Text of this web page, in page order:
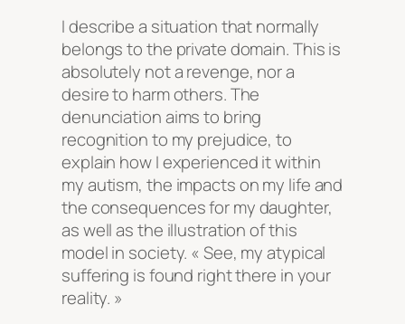
I describe a situation that normally
belongs to the private domain. This is
absolutely not a revenge, nor a
desire to harm others. The
denunciation aims to bring
recognition to my prejudice, to
explain how I experienced it within
my autism, the impacts on my life and
the consequences for my daughter,
as well as the illustration of this
model in society. « See, my atypical
suffering is found right there in your
reality. »